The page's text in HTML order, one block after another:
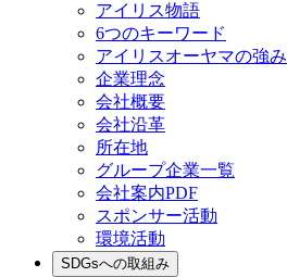
アイリス物語
6つのキーワード
アイリスオーヤマの強み
企業理念
会社概要
会社沿革
所在地
グループ企業一覧
会社案内PDF
スポンサー活動
環境活動
SDGsへの取組み